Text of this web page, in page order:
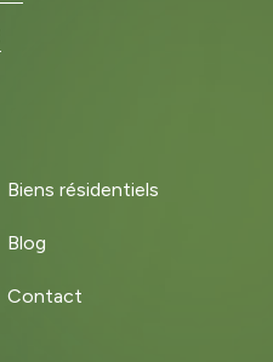
Biens résidentiels
Blog
Contact